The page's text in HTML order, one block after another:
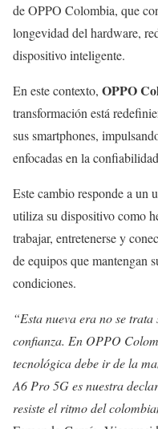
de OPPO Colombia, que
longevidad del hardware,
dispositivo inteligente.
En este contexto, OPPO
transformación está
sus smartphones,
enfocadas en la
Este cambio responde a un
utiliza su dispositivo como
trabajar, entretenerse y
de equipos que mantengan
condiciones.
“Esta nueva era no se
confianza. En OPPO
tecnológica debe ir de la
A6 Pro 5G es nuestra
resiste el ritmo del